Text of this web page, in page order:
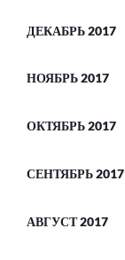
ДЕКАБРЬ 2017
НОЯБРЬ 2017
ОКТЯБРЬ 2017
СЕНТЯБРЬ 2017
АВГУСТ 2017